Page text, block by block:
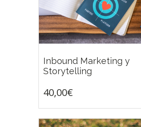
Inbound Marketing y
Storytelling
40,00€
40,00€